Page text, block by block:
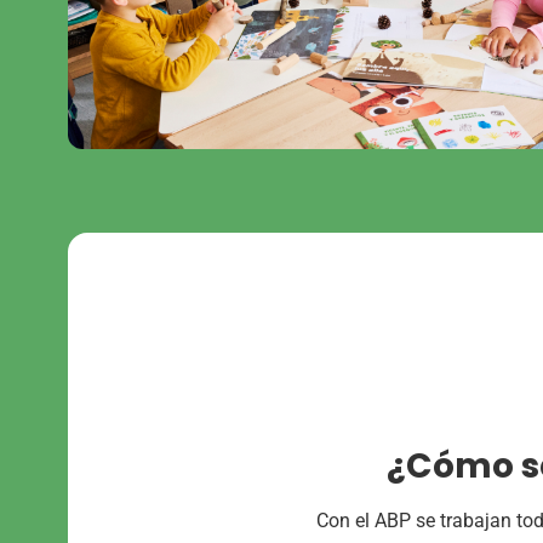
¿Cómo
Con el ABP se trabajan